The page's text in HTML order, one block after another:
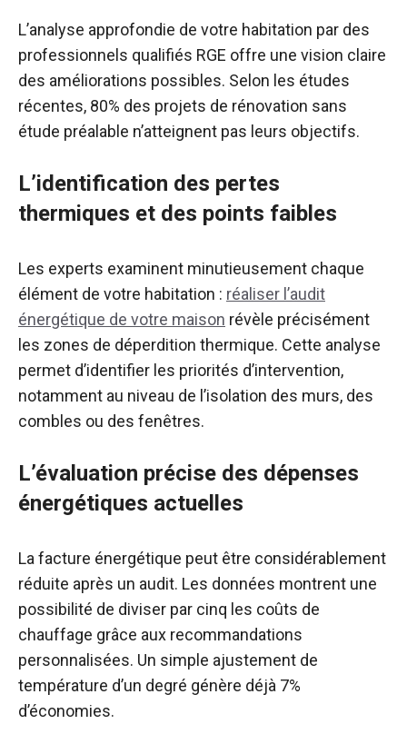
L’analyse approfondie de votre habitation par des
professionnels qualifiés RGE offre une vision claire
des améliorations possibles. Selon les études
récentes, 80% des projets de rénovation sans
étude préalable n’atteignent pas leurs objectifs.
L’identification des pertes
thermiques et des points faibles
Les experts examinent minutieusement chaque
élément de votre habitation : réaliser l’audit
énergétique de votre maison révèle précisément
les zones de déperdition thermique. Cette analyse
permet d’identifier les priorités d’intervention,
notamment au niveau de l’isolation des murs, des
combles ou des fenêtres.
L’évaluation précise des dépenses
énergétiques actuelles
La facture énergétique peut être considérablement
réduite après un audit. Les données montrent une
possibilité de diviser par cinq les coûts de
chauffage grâce aux recommandations
personnalisées. Un simple ajustement de
température d’un degré génère déjà 7%
d’économies.